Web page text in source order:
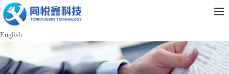
English